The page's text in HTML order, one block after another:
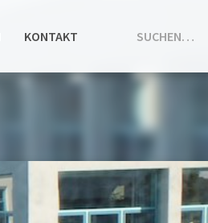
SUCHEN…
KONTAKT